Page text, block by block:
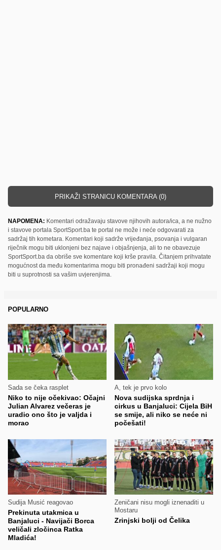
PRIKAŽI STRANICU KOMENTARA (0)
NAPOMENA: Komentari odražavaju stavove njihovih autora/ica, a ne nužno
i stavove portala SportSport.ba te portal ne može i neće odgovarati za
sadržaj tih kometara. Komentari koji sadrže vrijeđanja, psovanja i vulgaran
riječnik mogu biti uklonjeni bez najave i objašnjenja, ali to ne obavezuje
SportSport.ba da obriše sve komentare koji krše pravila. Čitanjem prihvatate
mogućnost da među komentarima mogu biti pronađeni sadržaji koji mogu
biti u suprotnosti sa vašim uvjerenjima.
POPULARNO
Sada se čeka rasplet
Niko to nije očekivao: Očajni
Julian Alvarez večeras je
uradio ono što je valjda i
morao
A, tek je prvo kolo
Nova sudijska sprdnja i
cirkus u Banjaluci: Cijela BiH
se smije, ali niko se neće ni
počešati!
Sudija Musić reagovao
Prekinuta utakmica u
Banjaluci - Navijači Borca
veličali zločinca Ratka
Mladića!
Zeničani nisu mogli iznenaditi u
Mostaru
Zrinjski bolji od Čelika